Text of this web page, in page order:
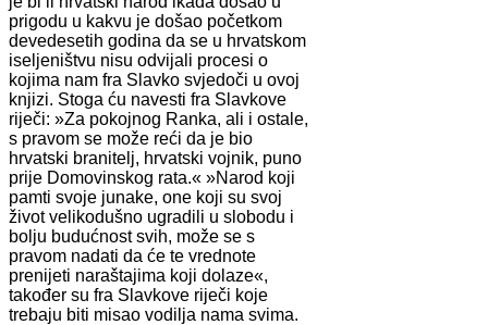
prigodu u kakvu je došao početkom
devedesetih godina da se u hrvatskom
iseljeništvu nisu odvijali procesi o
kojima nam fra Slavko svjedoči u ovoj
knjizi. Stoga ću navesti fra Slavkove
riječi: »Za pokojnog Ranka, ali i ostale,
s pravom se može reći da je bio
hrvatski branitelj, hrvatski vojnik, puno
prije Domovinskog rata.« »Narod koji
pamti svoje junake, one koji su svoj
život velikodušno ugradili u slobodu i
bolju budućnost svih, može se s
pravom nadati da će te vrednote
prenijeti naraštajima koji dolaze«,
također su fra Slavkove riječi koje
trebaju biti misao vodilja nama svima.